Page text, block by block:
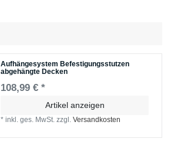
Aufhängesystem Befestigungsstutzen
abgehängte Decken
108,99 € *
Artikel anzeigen
*inkl. ges. MwSt. zzgl.Versandkosten